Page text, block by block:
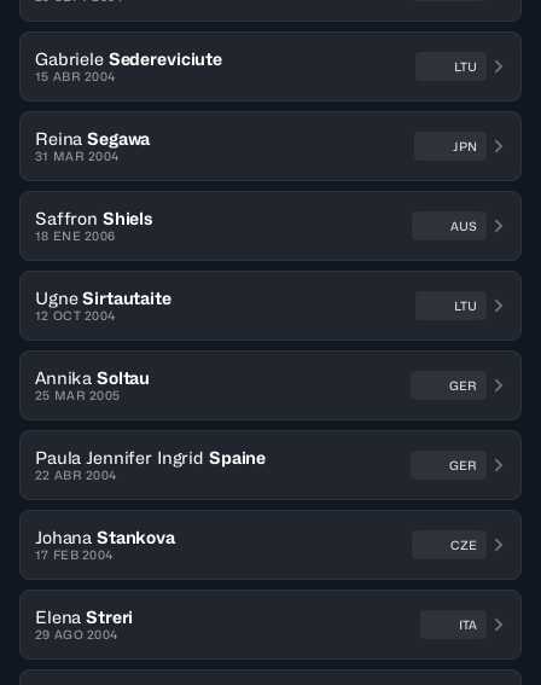
Gabriele Sedereviciute
15 ABR 2004
LTU
Reina Segawa
31 MAR 2004
JPN
Saffron Shiels
18 ENE 2006
AUS
Ugne Sirtautaite
12 OCT 2004
LTU
Annika Soltau
25 MAR 2005
GER
Paula Jennifer Ingrid Spaine
22 ABR 2004
GER
Johana Stankova
17 FEB 2004
CZE
Elena Streri
29 AGO 2004
ITA